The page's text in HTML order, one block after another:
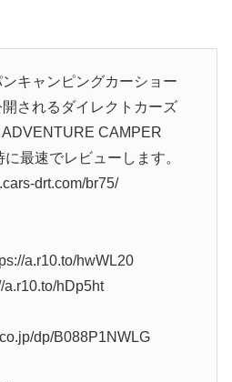
キャンピングカーショー
されるダイレクトカーズ
CAMPER
最速でレビューします。
drt.com/br75/
a.r10.to/hwWL20
hDp5ht
dp/B088P1NWLG